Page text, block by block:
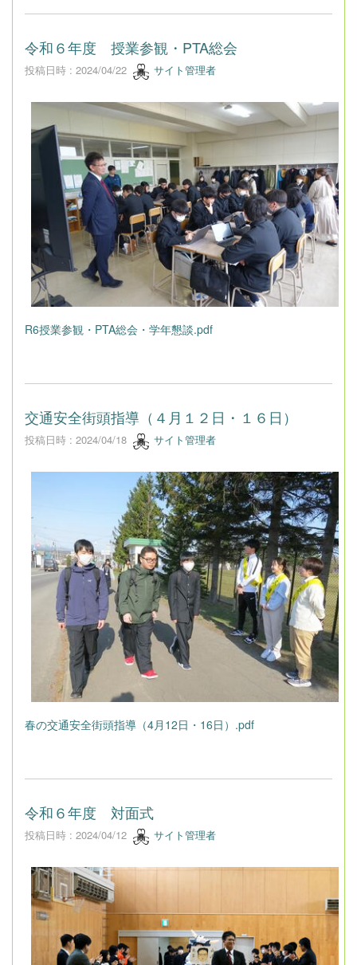
令和６年度 授業参観・PTA総会
投稿日時 : 2024/04/22 サイト管理者
R6授業参観・PTA総会・学年懇談.pdf
交通安全街頭指導（４月１２日・１６日）
投稿日時 : 2024/04/18 サイト管理者
春の交通安全街頭指導（4月12日・16日）.pdf
令和６年度 対面式
投稿日時 : 2024/04/12 サイト管理者